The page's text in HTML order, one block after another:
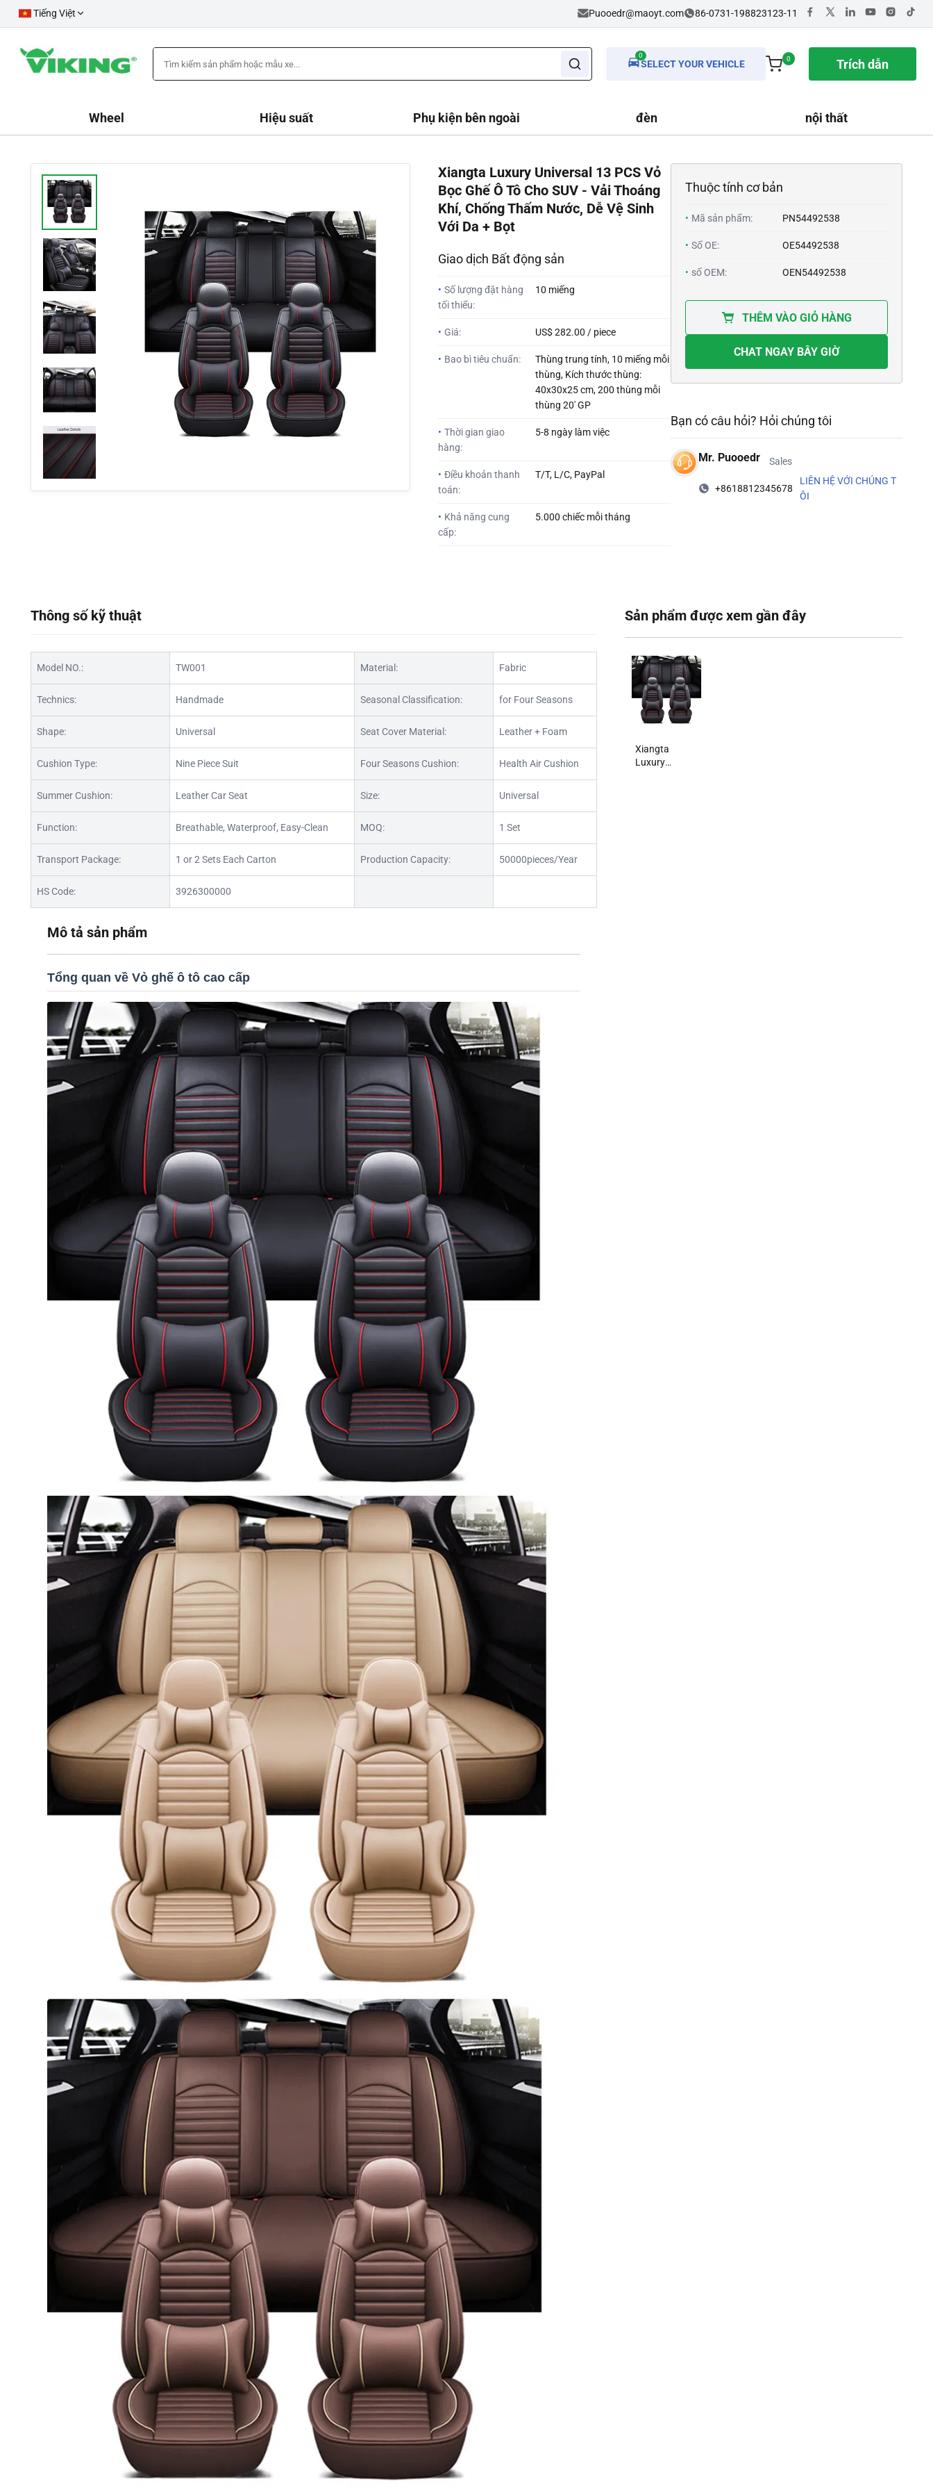
Tiếng Việt Puooedr@maoyt.com 86-0731-198823123-11
0
SELECT YOUR VEHICLE 0 Trích dẫn
Wheel Hiệu suất Phụ kiện bên ngoài đèn nội thất
Xiangta Luxury Universal 13 PCS Vỏ
Bọc Ghế Ô Tô Cho SUV - Vải Thoáng
Khí, Chống Thấm Nước, Dễ Vệ Sinh
Với Da + Bọt
Giao dịch Bất động sản
• Số lượng đặt hàng
tối thiểu:
10 miếng
• Giá: US$ 282.00 / piece
• Bao bì tiêu chuẩn:
Thùng trung tính, 10 miếng mỗi
thùng, Kích thước thùng:
40x30x25 cm, 200 thùng mỗi
thùng 20' GP
• Thời gian giao
hàng:
5-8 ngày làm việc
• Điều khoản thanh
toán:
T/T, L/C, PayPal
• Khả năng cung
cấp:
5.000 chiếc mỗi tháng
Thuộc tính cơ bản
• Mã sản phẩm: PN54492538
• Số OE: OE54492538
• số OEM: OEN54492538
THÊM VÀO GIỎ HÀNG
CHAT NGAY BÂY GIỜ
Bạn có câu hỏi? Hỏi chúng tôi
Mr. Puooedr Sales
+8618812345678
LIÊN HỆ VỚI CHÚNG T
ÔI
Thông số kỹ thuật
Model NO.: TW001 Material: Fabric
Technics: Handmade Seasonal Classification: for Four Seasons
Shape: Universal Seat Cover Material: Leather + Foam
Cushion Type: Nine Piece Suit Four Seasons Cushion: Health Air Cushion
Summer Cushion: Leather Car Seat Size: Universal
Function: Breathable, Waterproof, Easy-Clean MOQ: 1 Set
Transport Package: 1 or 2 Sets Each Carton Production Capacity: 50000pieces/Year
HS Code: 3926300000
Mô tả sản phẩm
Tổng quan về Vỏ ghế ô tô cao cấp
Sản phẩm được xem gần đây‌
Xiangta
Luxury